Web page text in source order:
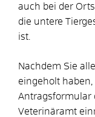
auch bei der
die untere
ist.
Nachdem Sie
eingeholt
Antragsformular
Veterinäramt